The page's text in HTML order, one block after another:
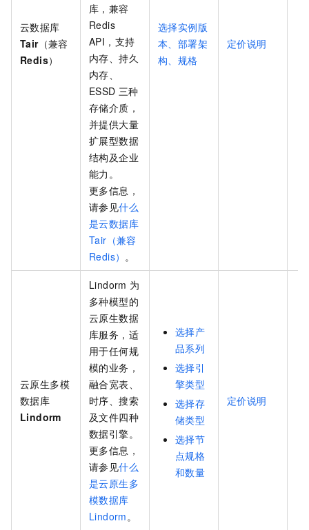
云数据库
Tair（兼容
Redis）
选择实例版
本、部署架
构、规格
定价说明
库，兼容
Redis
API，支持
内存、持久
内存、
ESSD 三种
存储介质，
并提供大量
扩展型数据
结构及企业
能力。
更多信息，
请参见什么
是云数据库
Tair（兼容
Redis） 。
云原生多模
数据库
Lindorm
Lindorm 为
多种模型的
云原生数据
库服务，适
用于任何规
模的业务，
融合宽表、
时序、搜索
及文件四种
数据引擎。
更多信息，
请参见什么
是云原生多
模数据库
Lindorm。
选择产
品系列
选择引
擎类型
选择存
储类型
选择节
点规格
和数量
定价说明